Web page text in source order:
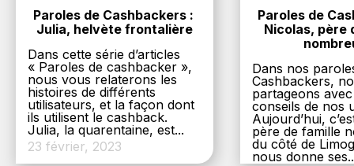
Paroles de Cashbackers :
Julia, helvète frontalière
Dans cette série d’articles
« Paroles de cashbacker »,
nous vous relaterons les
histoires de différents
utilisateurs, et la façon dont
ils utilisent le cashback.
Julia, la quarentaine, est...
23 février, 2023
Paroles de
Nicolas, père
Dans nos
Cashbackers,
partageons
conseils de nos
Aujourd’hui,
père de famille
du côté de
nous donne